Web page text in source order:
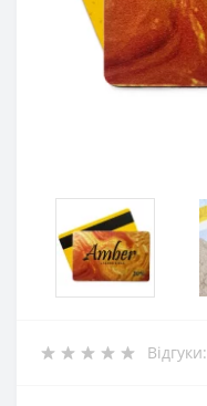
Відгуки: